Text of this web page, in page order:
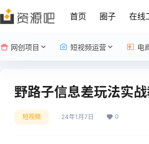
首页 圈子 在线
网创项目 短视频运营 电
野路子信息差玩法实
短视频 24年1月7日 0